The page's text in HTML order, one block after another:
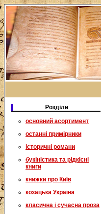
Розділи
основний асортимент
останні примірники
історичні романи
букіністика та рідкісні
книги
книжки про Київ
козацька Україна
класична і сучасна проза